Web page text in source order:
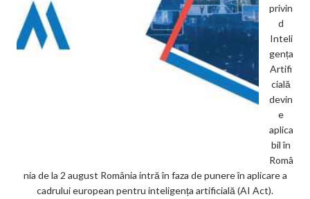
privin
d
Inteli
gența
Artifi
cială
devin
e
aplica
bil în
Româ
nia de la 2 august România intră în faza de punere în aplicare a
cadrului european pentru inteligența artificială (AI Act).